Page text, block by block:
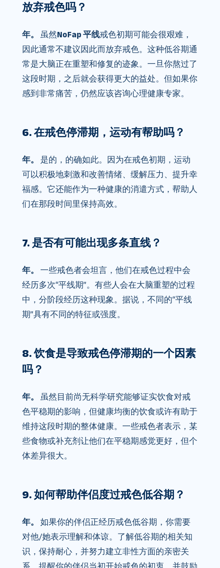
放弃戒色吗？
年。 虽然NoFap 平线戒色初期可能会很艰难，
因此通常不建议因此而放弃戒色。这种低谷期通
常是大脑正在重塑和修复的迹象。一旦你熬过了
这段时期，之后就会获得更大的益处。但如果你
感到非常痛苦，仍然应该咨询心理健康专家。
6. 在戒色停滞期，运动有帮助吗？
年。 是的，的确如此。因为在戒色初期，运动
可以积极地刺激和改善情绪、缓解压力、提升幸
福感。它还能作为一种健康的消遣方式，帮助人
们在那段时间里保持高效。
7. 是否有可能出现多条直线？
年。 一些戒色者会坦言，他们在戒色过程中会
经历多次“平线期”。有些人会在大脑重塑的过程
中，分阶段经历这种现象。据说，不同的“平线
期”具有不同的特征或强度。
8. 饮食是导致戒色停滞期的一个因素
吗？
年。
虽然目前尚无科学研究能够证实饮食对戒
色平稳期的影响，但健康均衡的饮食或许有助于
维持这段时期的整体健康。一些戒色者表示，某
些食物或补充剂让他们在平稳期感觉更好，但个
体差异很大。
9. 如何帮助伴侣度过戒色低谷期？
年。 如果你的伴侣正经历戒色低谷期，你需要
对他/她表示理解和体谅。了解低谷期的相关知
识，保持耐心，并努力建立非性方面的亲密关
系。提醒你的伴侣当初开始戒色的初衷，并鼓励